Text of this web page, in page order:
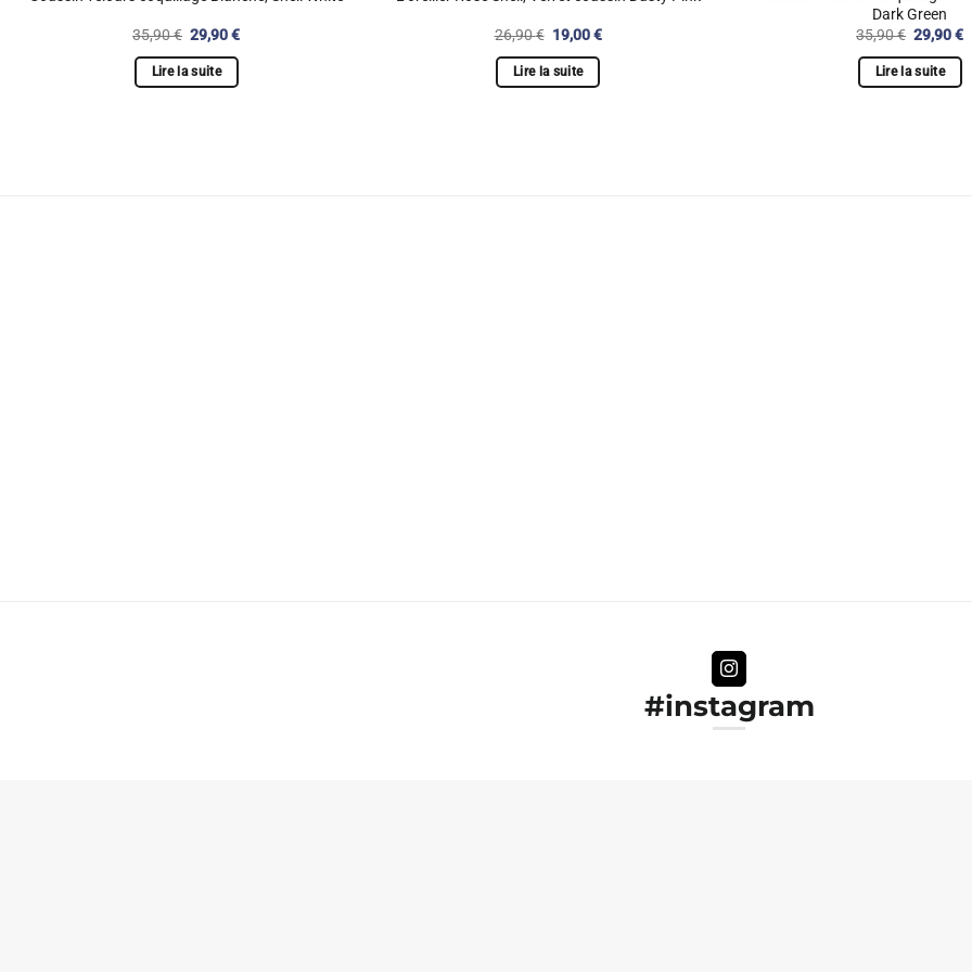
35,90€ Le
initial
était :
29,90€Le
Lire la suite
26,90€ Le
initial
était :
19,00€Le
Lire la suite
Dark Green
35,90€ Le
initial
était :
29,90€Le
Lire la suite
#instagram